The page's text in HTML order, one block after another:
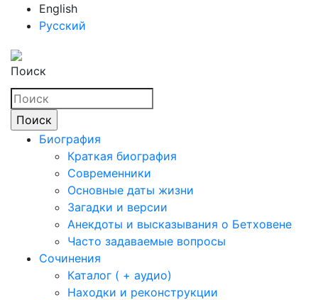
English
Русский
Поиск
Биография
Краткая биография
Современники
Основные даты жизни
Загадки и версии
Анекдоты и высказывания о Бетховене
Часто задаваемые вопросы
Сочинения
Каталог ( + аудио)
Находки и реконструкции